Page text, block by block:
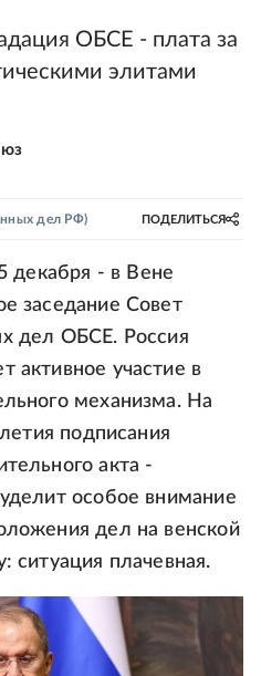
ОБСЕ - плата за
элитами
дел РФ) ПОДЕЛИТЬСЯ
декабря - в Вене
заседание Совет
дел ОБСЕ. Россия
активное участие в
механизма. На
подписания
акта -
особое внимание
дел на венской
ситуация плачевная.